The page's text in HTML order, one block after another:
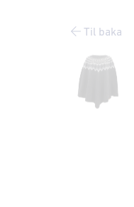
Til baka